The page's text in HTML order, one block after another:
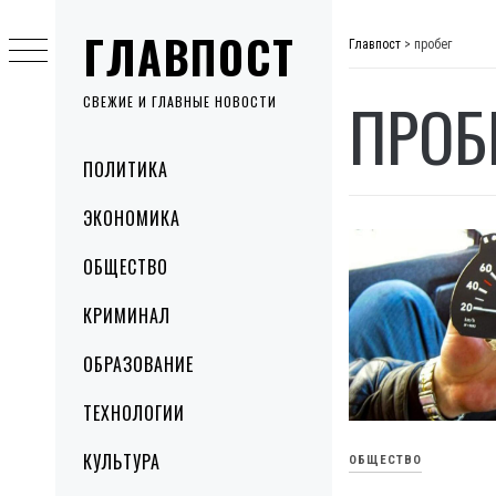
ГЛАВПОСТ
СВЕЖИЕ И ГЛАВНЫЕ НОВОСТИ
MenuПОЛИТИКА
ЭКОНОМИКА
ОБЩЕСТВО
КРИМИНАЛ
ОБРАЗОВАНИЕ
ТЕХНОЛОГИИ
КУЛЬТУРА
to
content
Главпост > пробег
ОБЩЕСТВО